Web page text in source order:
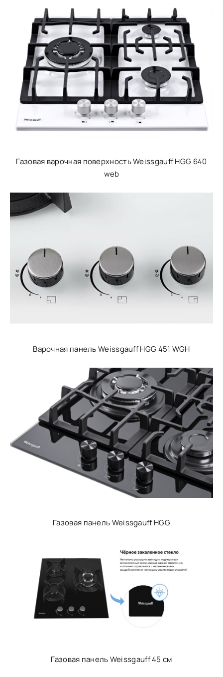
Газовая варочная поверхность Weissgauff HGG 640
web
Варочная панель Weissgauff HGG 451 WGH
Газовая панель Weissgauff HGG
Газовая панель Weissgauff 45 см